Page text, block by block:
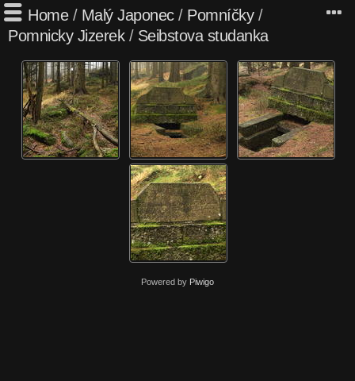
Home/ Malý Japonec/ Pomníčky/
Pomnicky Jizerek/ Seibstova studanka
Powered by Piwigo